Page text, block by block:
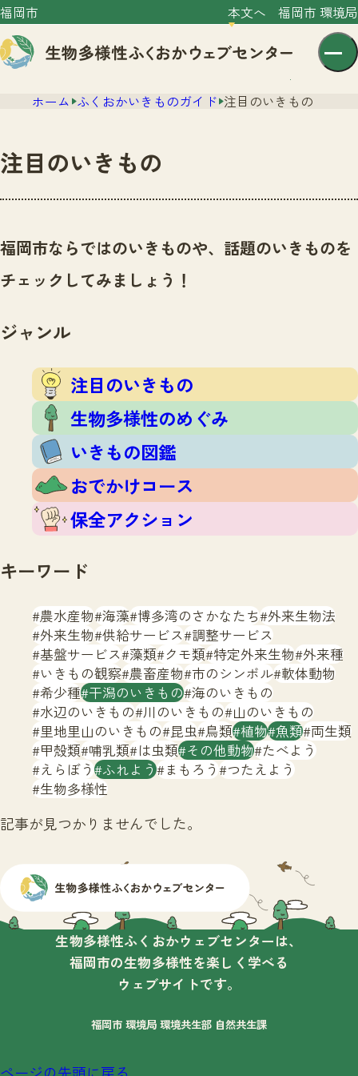
福岡市 本文へ 福岡市 環境局
文字サイズ 小 中 大
センター紹介
センター紹介TOP
サイトポリシー
ニュース
いきものガイド
注目のいきもの
生物多様性のめぐみ
いきもの図鑑
おでかけコース
保全アクション
イベント
いきもの調査隊
調査レポート
調査レポートTOP
調査結果
ふくおかいきものマップ
マッチング
マッチングTOP
掲載申し込みフォーム
お問合せ
生物多様性ふくおかウェブセンターとは
サイトマップ
ホーム ふくおかいきものガイド 注目のいきもの
注目のいきもの
福岡市ならではのいきものや、話題のいきものを
チェックしてみましょう！
ジャンル
注目のいきもの
生物多様性のめぐみ
いきもの図鑑
おでかけコース
保全アクション
キーワード
農水産物 海藻 博多湾のさかなたち 外来生物法
外来生物 供給サービス 調整サービス
基盤サービス 藻類 クモ類 特定外来生物 外来種
いきもの観察 農畜産物 市のシンボル 軟体動物
希少種 干潟のいきもの 海のいきもの
水辺のいきもの 川のいきもの 山のいきもの
里地里山のいきもの 昆虫 鳥類 植物 魚類 両生類
甲殻類 哺乳類 は虫類 その他動物 たべよう
えらぼう ふれよう まもろう つたえよう
生物多様性
記事が見つかりませんでした。
生物多様性ふくおかウェブセンターは、
福岡市の生物多様性を楽しく学べる
ウェブサイトです。
福岡市 環境局 環境共生部 自然共生課